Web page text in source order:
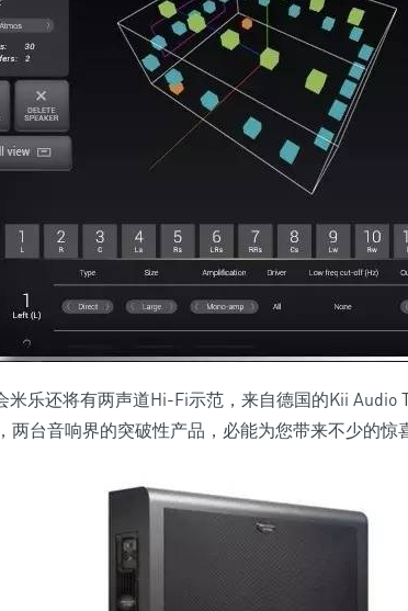
米乐还将有两声道Hi-Fi示范，来自德国的Kii Audio
两台音响界的突破性产品，必能为您带来不少的惊